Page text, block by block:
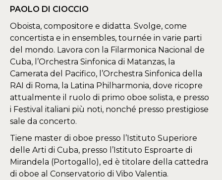
PAOLO DI CIOCCIO
Oboista, compositore e didatta. Svolge, come
concertista e in ensembles, tournée in varie parti
del mondo. Lavora con la Filarmonica Nacional de
Cuba, l’Orchestra Sinfonica di Matanzas, la
Camerata del Pacifico, l’Orchestra Sinfonica della
RAI di Roma, la Latina Philharmonia, dove ricopre
attualmente il ruolo di primo oboe solista, e presso
i Festival italiani più noti, nonché presso prestigiose
sale da concerto.
Tiene master di oboe presso l’Istituto Superiore
delle Arti di Cuba, presso l’Istituto Esproarte di
Mirandela (Portogallo), ed è titolare della cattedra
di oboe al Conservatorio di Vibo Valentia.